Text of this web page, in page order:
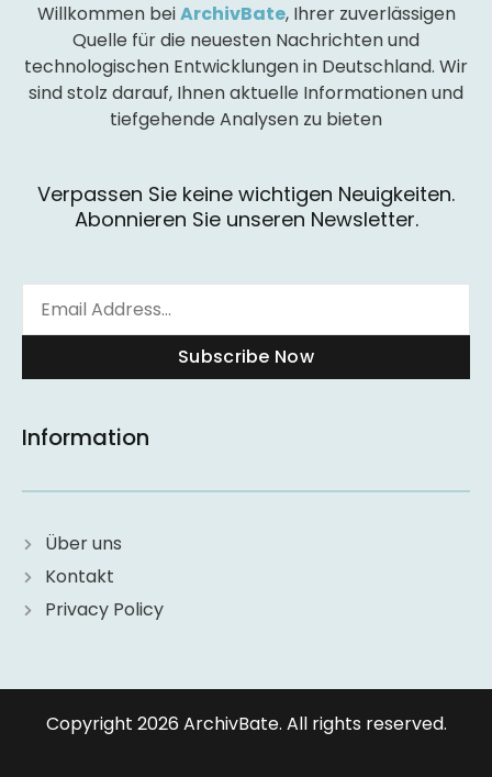
Willkommen beiArchivBate, Ihrer zuverlässigen
Quelle für die neuesten Nachrichten und
technologischen Entwicklungen in Deutschland. Wir
sind stolz darauf, Ihnen aktuelle Informationen und
tiefgehende Analysen zu bieten
Verpassen Sie keine wichtigen Neuigkeiten.
Abonnieren Sie unseren Newsletter.
Subscribe Now
Information
Über uns
Kontakt
Privacy Policy
Copyright 2026 ArchivBate. All rights reserved.